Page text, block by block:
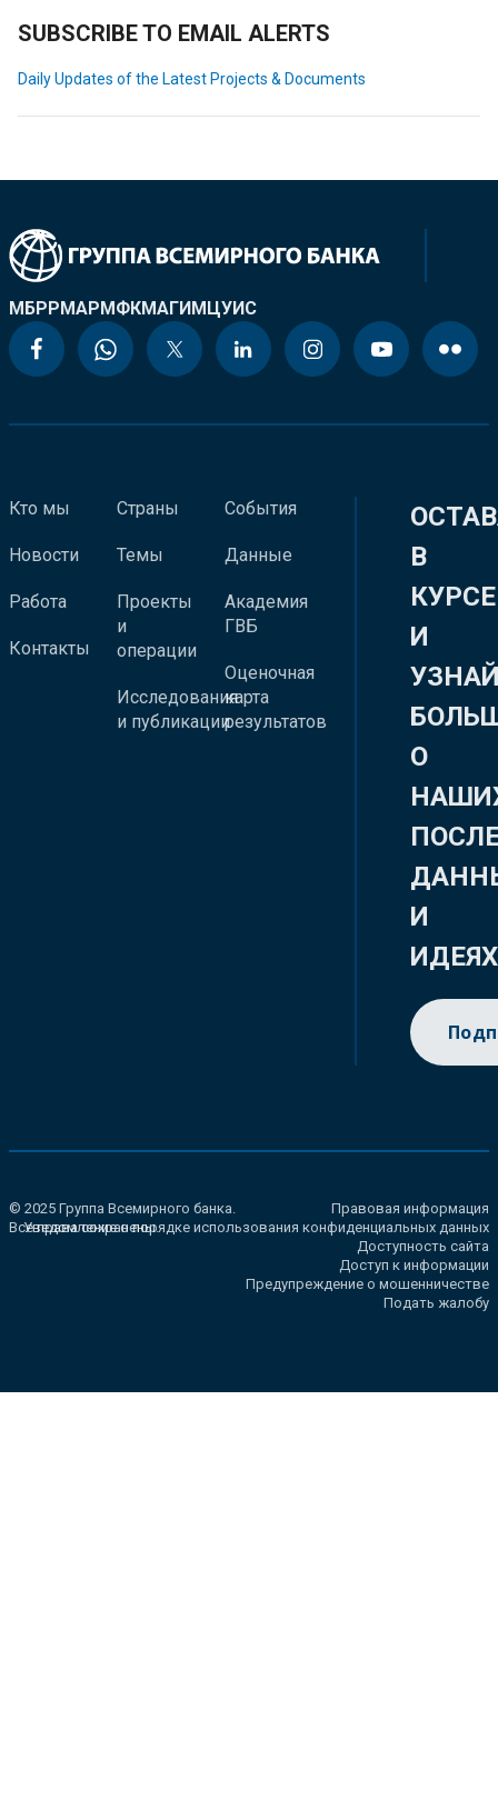
SUBSCRIBE TO EMAIL ALERTS
Daily Updates of the Latest Projects & Documents
МБРРМАРМФКМАГИМЦУИС
Кто мы
Новости
Работа
Контакты
Страны
Темы
Проекты
и
операции
Исследования
и публикации
События
Данные
Академия
ГВБ
Оценочная
карта
результатов
В
КУРСЕ
И
О
И
ИДЕЯХ
© 2025 Группа Всемирного банка.
Все права сохранены.
Правовая информация
Уведомление о порядке использования конфиденциальных данных
Доступность сайта
Доступ к информации
Предупреждение о мошенничестве
Подать жалобу